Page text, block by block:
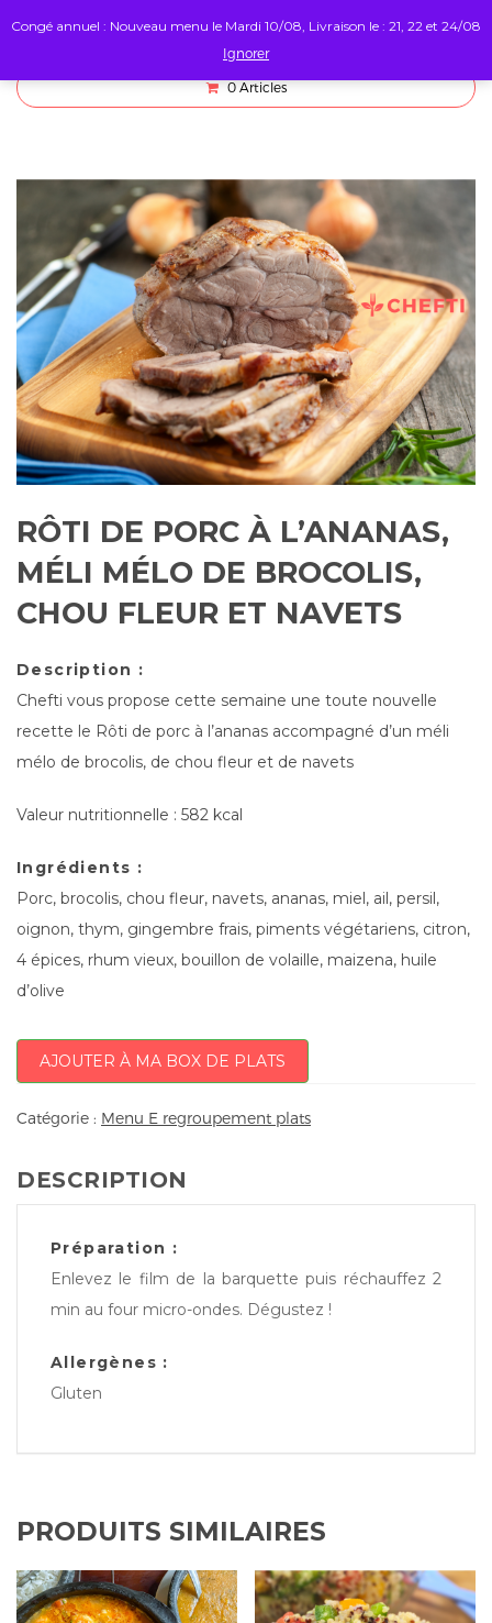
0 Articles
RÔTI DE PORC À L’ANANAS,
MÉLI MÉLO DE BROCOLIS,
CHOU FLEUR ET NAVETS
Description :
Chefti vous propose cette semaine une toute nouvelle
recette le Rôti de porc à l’ananas accompagné d’un méli
mélo de brocolis, de chou fleur et de navets
Valeur nutritionnelle : 582 kcal
Ingrédients :
Porc, brocolis, chou fleur, navets, ananas, miel, ail, persil,
oignon, thym, gingembre frais, piments végétariens, citron,
4 épices, rhum vieux, bouillon de volaille, maizena, huile
d’olive
AJOUTER À MA BOX DE PLATS
Catégorie : Menu E regroupement plats
DESCRIPTION
Préparation :
Enlevez le film de la barquette puis réchauffez 2
min au four micro-ondes. Dégustez !
Allergènes :
Gluten
PRODUITS SIMILAIRES
Congé annuel : Nouveau menu le Mardi 10/08, Livraison le : 21, 22 et 24/08
Ignorer